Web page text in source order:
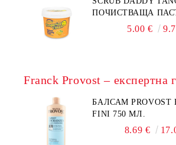
ПОЧИСТВАЩА
5.00 €
Franck Provost – експертна
БАЛСАМ PROVOST
FINI 750 МЛ.
8.69 €